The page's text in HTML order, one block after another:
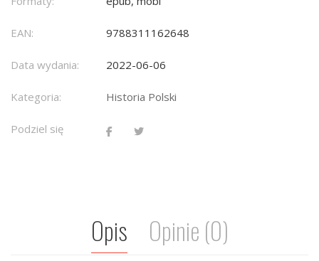
EAN: 9788311162648
Data wydania: 2022-06-06
Kategoria: Historia Polski
Podziel się
Opis Opinie (0)